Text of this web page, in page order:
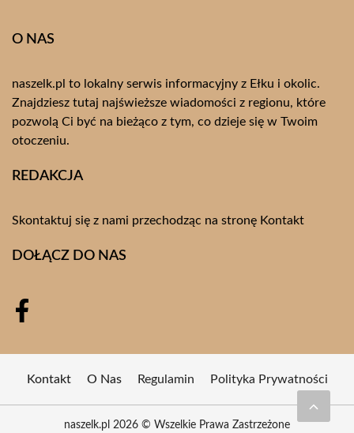
O NAS
naszelk.pl to lokalny serwis informacyjny z Ełku i okolic.
Znajdziesz tutaj najświeższe wiadomości z regionu, które
pozwolą Ci być na bieżąco z tym, co dzieje się w Twoim
otoczeniu.
REDAKCJA
Skontaktuj się z nami przechodząc na stronę Kontakt
DOŁĄCZ DO NAS
Kontakt O Nas Regulamin Polityka Prywatności
naszelk.pl 2026 © Wszelkie Prawa Zastrzeżone